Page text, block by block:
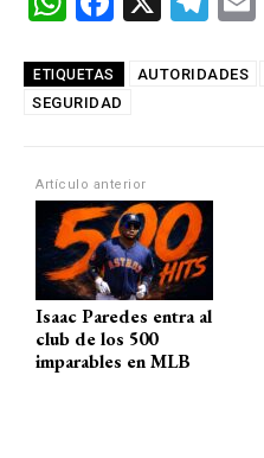
at
s
p
p
ce
b
o
k
e
m
ETIQUETAS AUTORIDADES
SEGURIDAD
Artículo anterior
Isaac Paredes entra al
club de los 500
imparables en MLB